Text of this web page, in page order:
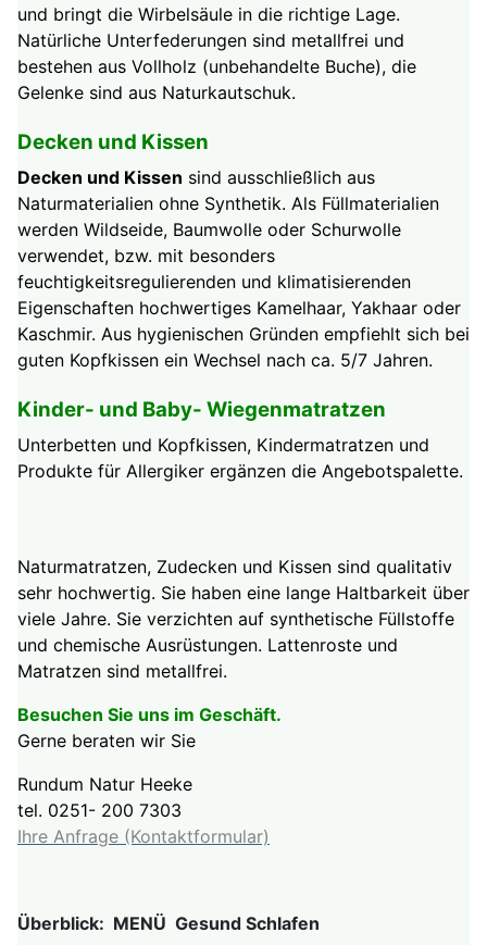
und bringt die Wirbelsäule in die richtige Lage.
Natürliche Unterfederungen sind metallfrei und
bestehen aus Vollholz (unbehandelte Buche), die
Gelenke sind aus Naturkautschuk.
Decken und Kissen
Decken und Kissen sind ausschließlich aus
Naturmaterialien ohne Synthetik. Als Füllmaterialien
werden Wildseide, Baumwolle oder Schurwolle
verwendet, bzw. mit besonders
feuchtigkeitsregulierenden und klimatisierenden
Eigenschaften hochwertiges Kamelhaar, Yakhaar oder
Kaschmir. Aus hygienischen Gründen empfiehlt sich bei
guten Kopfkissen ein Wechsel nach ca. 5/7 Jahren.
Kinder- und Baby- Wiegenmatratzen
Unterbetten und Kopfkissen, Kindermatratzen und
Produkte für Allergiker ergänzen die Angebotspalette.
Naturmatratzen, Zudecken und Kissen sind qualitativ
sehr hochwertig. Sie haben eine lange Haltbarkeit über
viele Jahre. Sie verzichten auf synthetische Füllstoffe
und chemische Ausrüstungen. Lattenroste und
Matratzen sind metallfrei.
Besuchen Sie uns im Geschäft.
Gerne beraten wir Sie
Rundum Natur Heeke
tel. 0251- 200 7303
Ihre Anfrage (Kontaktformular)
Überblick: MENÜ Gesund Schlafen